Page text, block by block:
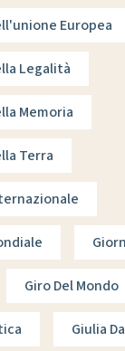
Europea
Legalità
Memoria
Terra
Giro Del Mondo
Giulia